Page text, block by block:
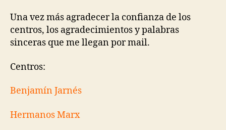
Una vez más agradecer la confianza de los
centros, los agradecimientos y palabras
sinceras que me llegan por mail.
Centros:
Benjamín Jarnés
Hermanos Marx